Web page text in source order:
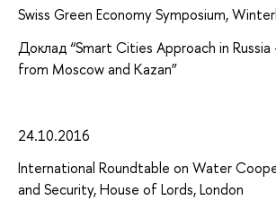
Swiss Green Economy Symposium,
Доклад “Smart Cities Approach in
from Moscow and Kazan”
24.10.2016
International Roundtable on Water
and Security, House of Lords, London